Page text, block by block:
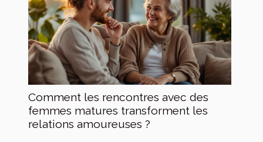
Comment les rencontres avec des
femmes matures transforment les
relations amoureuses ?